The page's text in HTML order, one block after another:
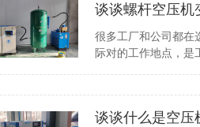
谈谈螺杆空压机
很多工厂和公司都在
际对的工作地点，是
谈谈什么是空压